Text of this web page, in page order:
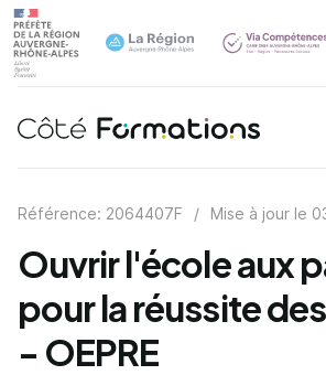
Référence: 2064407F / Mise à jour le
Ouvrir l'école aux
pour la réussite
- OEPRE